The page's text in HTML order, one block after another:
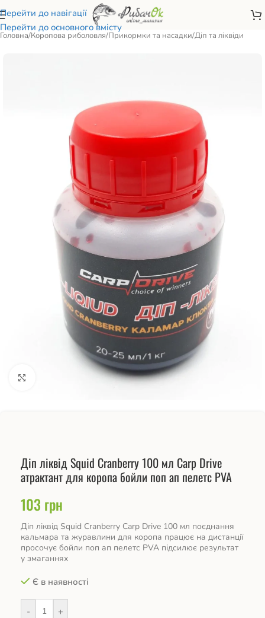
Перейти до навігації
Перейти до основного вмісту
Головна/Коропова риболовля/Прикормки та насадки/Діп та ліквіди
Натисніть, щоб збільшити
Діп ліквід Squid Cranberry 100 мл Carp Drive
атрактант для коропа бойли поп ап пелетс PVA
103 грн
Діп ліквід Squid Cranberry Carp Drive 100 мл поєднання
кальмара та журавлини для коропа працює на дистанції
просочує бойли поп ап пелетс PVA підсилює результат
у змаганнях
Є в наявності
- +